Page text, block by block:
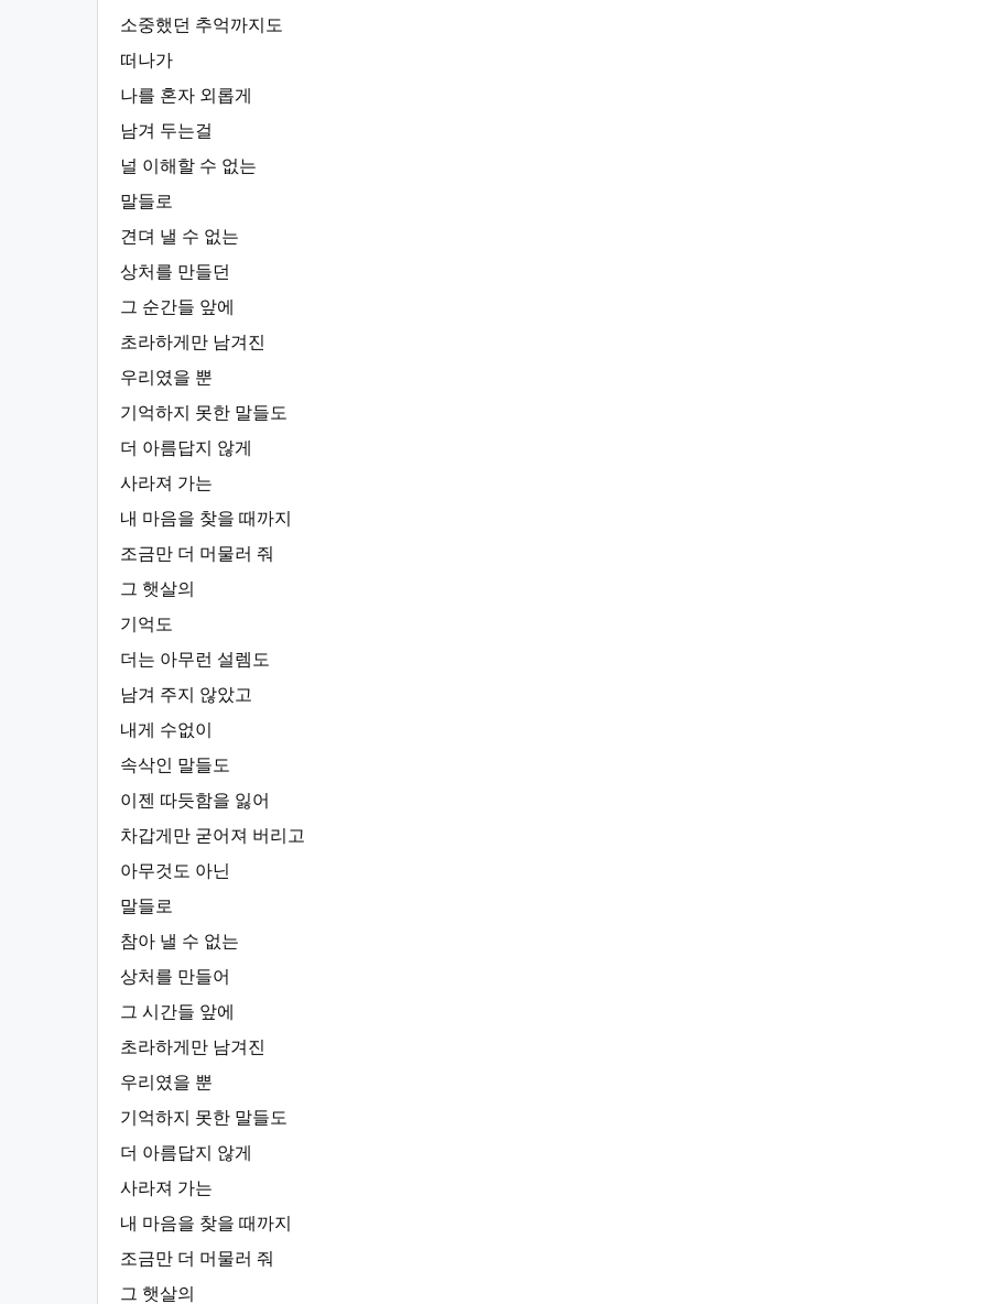
소중했던 추억까지도
떠나가
나를 혼자 외롭게
남겨 두는걸
널 이해할 수 없는
말들로
견뎌 낼 수 없는
상처를 만들던
그 순간들 앞에
초라하게만 남겨진
우리였을 뿐
기억하지 못한 말들도
더 아름답지 않게
사라져 가는
내 마음을 찾을 때까지
조금만 더 머물러 줘
그 햇살의
기억도
더는 아무런 설렘도
남겨 주지 않았고
내게 수없이
속삭인 말들도
이젠 따듯함을 잃어
차갑게만 굳어져 버리고
아무것도 아닌
말들로
참아 낼 수 없는
상처를 만들어
그 시간들 앞에
초라하게만 남겨진
우리였을 뿐
기억하지 못한 말들도
더 아름답지 않게
사라져 가는
내 마음을 찾을 때까지
조금만 더 머물러 줘
그 햇살의